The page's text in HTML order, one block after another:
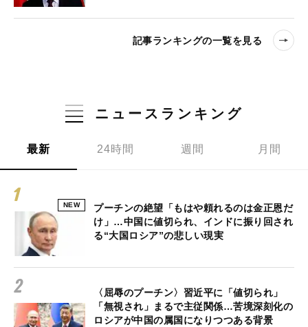
記事ランキングの一覧を見る
ニュースランキング
最新 24時間 週間 月間
NEW
プーチンの絶望「もはや頼れるのは金正恩だ
け」…中国に値切られ、インドに振り回され
る“大国ロシア”の悲しい現実
〈屈辱のプーチン〉習近平に「値切られ」
「無視され」まるで主従関係…苦境深刻化の
ロシアが中国の属国になりつつある背景